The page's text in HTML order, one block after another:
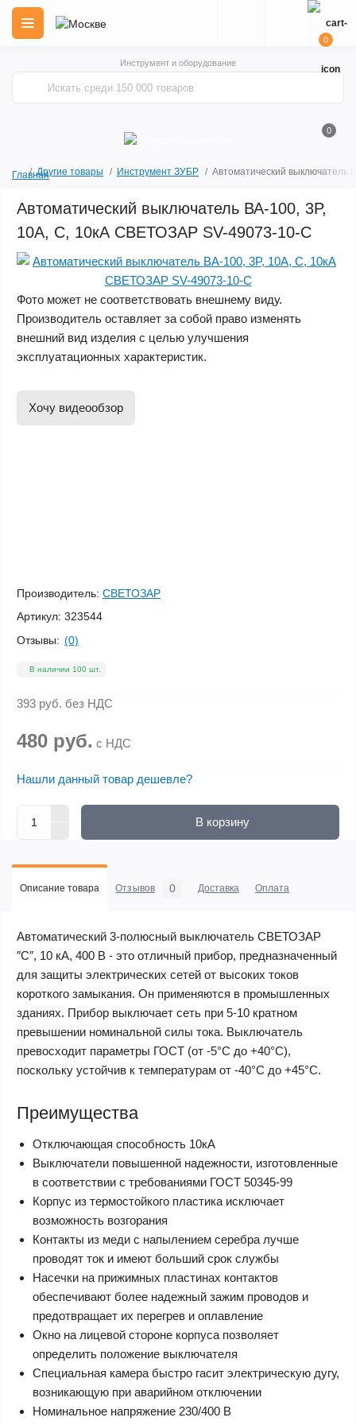
Инструмент и оборудование
0
0
ГлавнаяДругие товары Инструмент ЗУБР Автоматический
Автоматический выключатель ВА-100, 3P,
10А, C, 10кА СВЕТОЗАР SV-49073-10-C
Фото может не соответствовать внешнему виду.
Производитель оставляет за собой право изменять
внешний вид изделия с целью улучшения
эксплуатационных характеристик.
Хочу видеообзор
Производитель: СВЕТОЗАР
Артикул: 323544
Отзывы: (0)
В наличии 100 шт.
393 руб. без НДС
480 руб. с НДС
Нашли данный товар дешевле?
В корзину
Описание товара Отзывов 0 Доставка Оплата
Автоматический 3-полюсный выключатель СВЕТОЗАР
″C″, 10 кА, 400 В - это отличный прибор, предназначенный
для защиты электрических сетей от высоких токов
короткого замыкания. Он применяются в промышленных
зданиях. Прибор выключает сеть при 5-10 кратном
превышении номинальной силы тока. Выключатель
превосходит параметры ГОСТ (от -5°С до +40°С),
поскольку устойчив к температурам от -40°С до +45°С.
Преимущества
Отключающая способность 10кА
Выключатели повышенной надежности, изготовленные
в соответствии с требованиями ГОСТ 50345-99
Корпус из термостойкого пластика исключает
возможность возгорания
Контакты из меди с напылением серебра лучше
проводят ток и имеют больший срок службы
Насечки на прижимных пластинах контактов
обеспечивают более надежный зажим проводов и
предотвращает их перегрев и оплавление
Окно на лицевой стороне корпуса позволяет
определить положение выключателя
Специальная камера быстро гасит электрическую дугу,
возникающую при аварийном отключении
Номинальное напряжение 230/400 В